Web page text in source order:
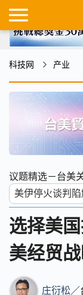
科技网 产业
议题精选－台美
选择美
美经贸
庄衍松 ／